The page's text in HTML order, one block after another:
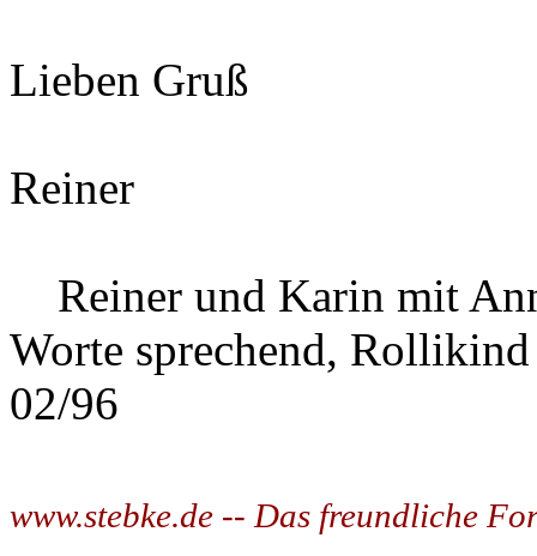
Lieben Gruß
Reiner
Reiner und Karin mit
Worte sprechend,
02/96
www.stebke.de -- Das freundliche